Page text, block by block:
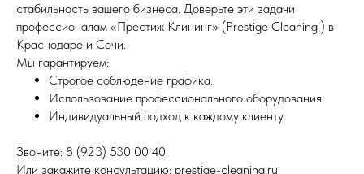
стабильность вашего бизнеса. Доверьте эти задачи
профессионалам «Престиж Клининг» (Prestige Cleaning ) в
Краснодаре и Сочи.
Мы гарантируем:
Строгое соблюдение графика.
Использование профессионального оборудования.
Индивидуальный подход к каждому клиенту.
Звоните: 8 (923) 530 00 40
Или закажите консультацию: prestige-cleaning.ru